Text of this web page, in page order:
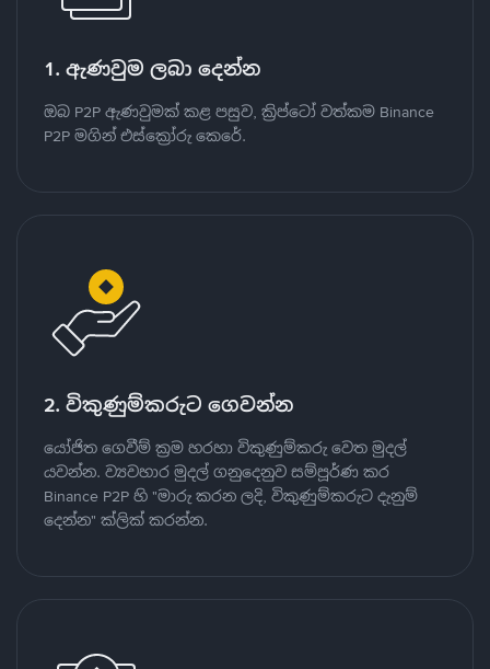
1. ඇණවුම ලබා දෙන්න
ඔබ P2P ඇණවුමක් කළ පසුව, ක්‍රිප්ටෝ වත්කම Binance
P2P මගින් එස්ක්‍රෝරු කෙරේ.
2. විකුණුම්කරුට ගෙවන්න
යෝජිත ගෙවීම් ක්‍රම හරහා විකුණුම්කරු වෙත මුදල්
යවන්න. ව්‍යවහාර මුදල් ගනුදෙනුව සම්පූර්ණ කර
Binance P2P හි "මාරු කරන ලදි, විකුණුම්කරුට දැනුම්
දෙන්න" ක්ලික් කරන්න.